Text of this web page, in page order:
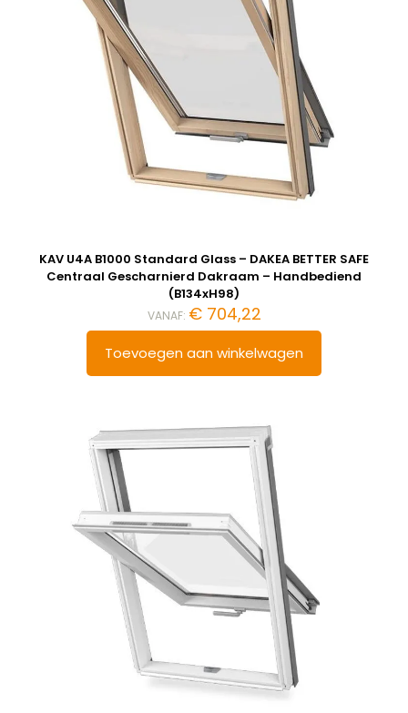
KAV U4A B1000 Standard Glass – DAKEA BETTER SAFE
Centraal Gescharnierd Dakraam – Handbediend
(B134xH98)
VANAF: €704,22
Toevoegen aan winkelwagen